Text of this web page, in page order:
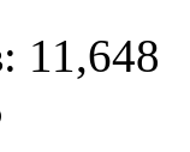
11,648